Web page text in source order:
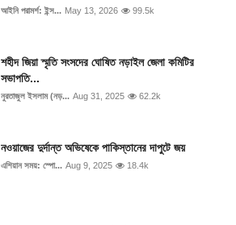
আইনি পরামর্শ: ইন্স... May 13, 2026 99.5k
শহীদ জিয়া স্মৃতি সংসদের ঘোষিত নড়াইল জেলা কমিটির
সভাপতি...
নুরতাজুল ইসলাম (নড়... Aug 31, 2025 62.2k
নওয়াজের দুর্দান্ত অভিষেকে পাকিস্তানের দাপুটে জয়
এশিয়ান সময়: স্পো... Aug 9, 2025 18.4k